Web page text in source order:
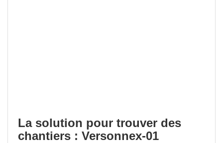
La solution pour trouver des
chantiers : Versonnex-01